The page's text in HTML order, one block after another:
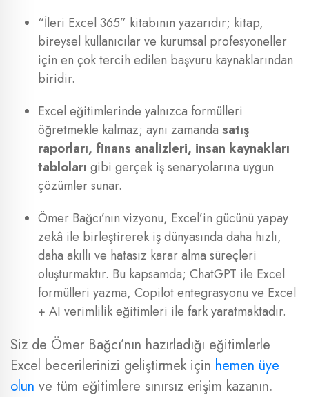
“İleri Excel 365” kitabının yazarıdır; kitap,
bireysel kullanıcılar ve kurumsal profesyoneller
için en çok tercih edilen başvuru kaynaklarından
biridir.
Excel eğitimlerinde yalnızca formülleri
öğretmekle kalmaz; aynı zamanda satış
raporları, finans analizleri, insan kaynakları
tabloları gibi gerçek iş senaryolarına uygun
çözümler sunar.
Ömer Bağcı’nın vizyonu, Excel’in gücünü yapay
zekâ ile birleştirerek iş dünyasında daha hızlı,
daha akıllı ve hatasız karar alma süreçleri
oluşturmaktır. Bu kapsamda; ChatGPT ile Excel
formülleri yazma, Copilot entegrasyonu ve Excel
+ AI verimlilik eğitimleri ile fark yaratmaktadır.
Siz de Ömer Bağcı’nın hazırladığı eğitimlerle
Excel becerilerinizi geliştirmek için hemen üye
olun ve tüm eğitimlere sınırsız erişim kazanın.